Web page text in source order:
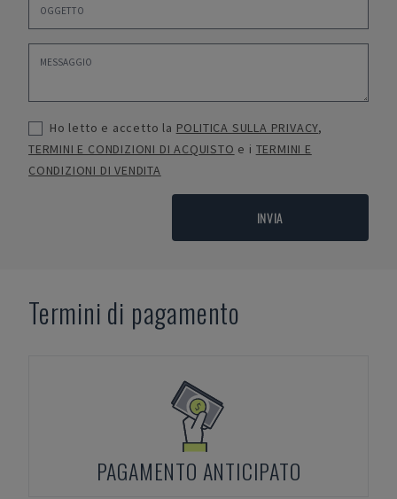
Ho letto e accetto la POLITICA SULLA PRIVACY,
TERMINI E CONDIZIONI DI ACQUISTO e i TERMINI E
CONDIZIONI DI VENDITA
INVIA
Termini di pagamento
PAGAMENTO ANTICIPATO